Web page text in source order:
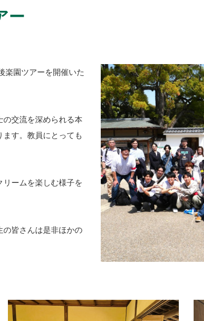
ー
楽園ツアーを開催いた
交流を深められる本
す。教員にとっても
ームを楽しむ様子を
皆さんは是非ほかの